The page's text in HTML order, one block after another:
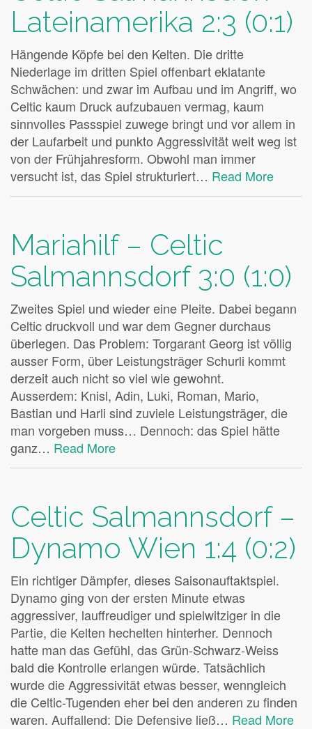
Lateinamerika 2:3 (0:1)
Hängende Köpfe bei den Kelten. Die dritte
Niederlage im dritten Spiel offenbart eklatante
Schwächen: und zwar im Aufbau und im Angriff, wo
Celtic kaum Druck aufzubauen vermag, kaum
sinnvolles Passspiel zuwege bringt und vor allem in
der Laufarbeit und punkto Aggressivität weit weg ist
von der Frühjahresform. Obwohl man immer
versucht ist, das Spiel strukturiert… Read More
Mariahilf – Celtic
Salmannsdorf 3:0 (1:0)
Zweites Spiel und wieder eine Pleite. Dabei begann
Celtic druckvoll und war dem Gegner durchaus
überlegen. Das Problem: Torgarant Georg ist völlig
ausser Form, über Leistungsträger Schurli kommt
derzeit auch nicht so viel wie gewohnt.
Ausserdem: Knisl, Adin, Luki, Roman, Mario,
Bastian und Harli sind zuviele Leistungsträger, die
man vorgeben muss… Dennoch: das Spiel hätte
ganz… Read More
Celtic Salmannsdorf –
Dynamo Wien 1:4 (0:2)
Ein richtiger Dämpfer, dieses Saisonauftaktspiel.
Dynamo ging von der ersten Minute etwas
aggressiver, lauffreudiger und spielwitziger in die
Partie, die Kelten hechelten hinterher. Dennoch
hatte man das Gefühl, das Grün-Schwarz-Weiss
bald die Kontrolle erlangen würde. Tatsächlich
wurde die Aggressivität etwas besser, wenngleich
die Celtic-Tugenden eher bei den anderen zu finden
waren. Auffallend: Die Defensive ließ… Read More